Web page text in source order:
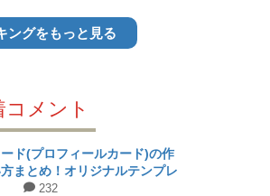
ングをもっと見る
コメント
ド(プロフィールカード)の作
まとめ！オリジナルテンプレ
232